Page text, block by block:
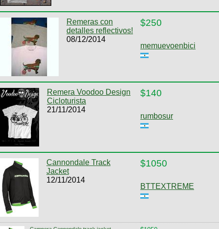
Remeras con
detalles reflectivos!
08/12/2014
$250
memuevoenbici
Remera Voodoo Design
Cicloturista
21/11/2014
$140
rumbosur
Cannondale Track
Jacket
12/11/2014
$1050
BTTEXTREME